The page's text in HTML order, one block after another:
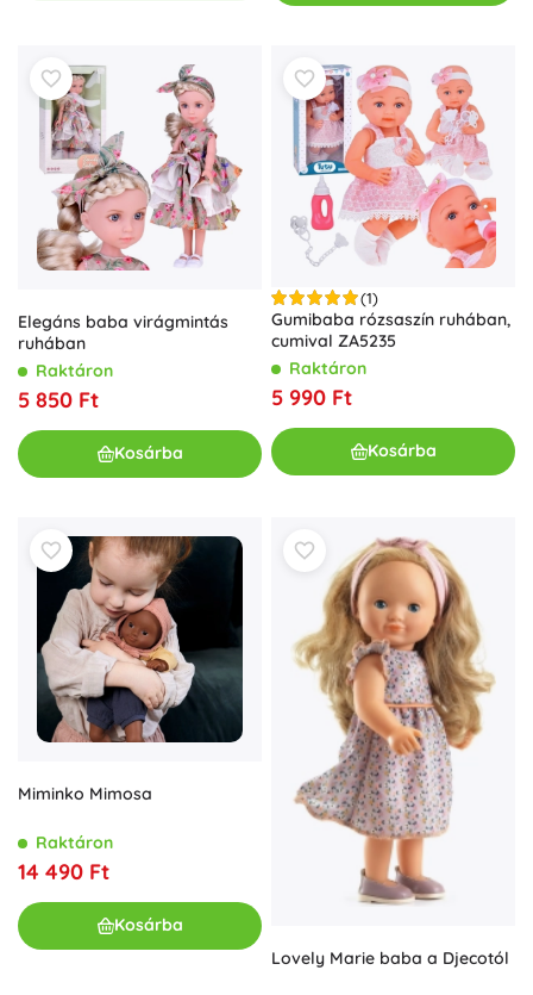
Elegáns baba virágmintás
ruhában
Raktáron
5 850 Ft
Kosárba
(1)
Gumibaba rózsaszín ruhában,
cumival ZA5235
Raktáron
5 990 Ft
Kosárba
Miminko Mimosa
Raktáron
14 490 Ft
Kosárba
Lovely Marie baba a Djecotól